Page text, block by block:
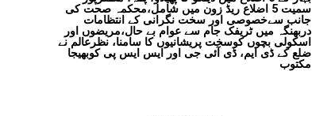
سمیت 5 اضلاع ریڈ زون میں شامل،محکمہ صحت کی
جانب سےخصوصی اور سخت نگرانی کے انتظامات
دربھنگہ میں ٹریفک جام سے عوام بے حال،مریضوں اور
اسکولی بچوں کوسخت پریشانیوں کا سامنا، نظرعالم نے
ضلع کے ڈی ایم، ڈی آئی جی اور ایس ایس پی کوبھیجا
مکتوب